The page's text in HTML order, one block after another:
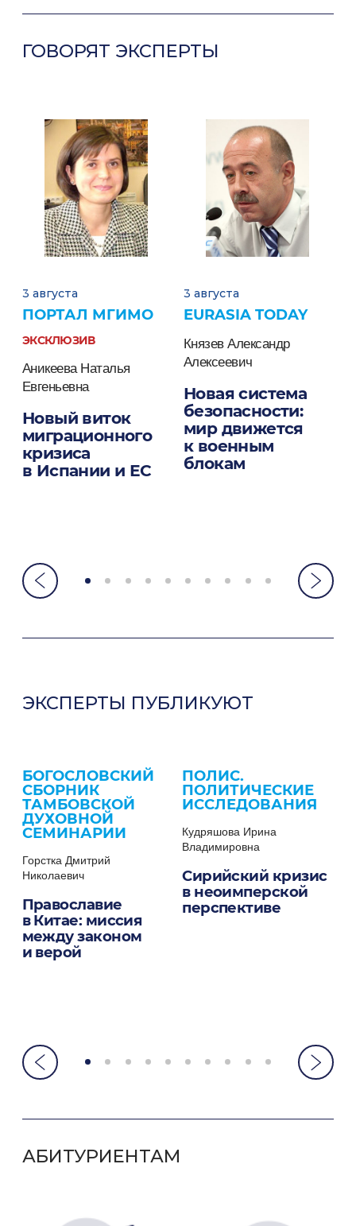
ГОВОРЯТ ЭКСПЕРТЫ
3 августа
ПОРТАЛ МГИМО
ЭКСКЛЮЗИВ
Аникеева Наталья
Евгеньевна
Новый виток
миграционного
кризиса
в Испании и ЕС
3 августа
EURASIA TODAY
Князев Александр
Алексеевич
Новая система
безопасности:
мир движется
к военным
блокам
ЭКСПЕРТЫ ПУБЛИКУЮТ
БОГОСЛОВСКИЙ
СБОРНИК
ТАМБОВСКОЙ
ДУХОВНОЙ
СЕМИНАРИИ
Горстка Дмитрий
Николаевич
Православие
в Китае: миссия
между законом
и верой
ПОЛИС.
ПОЛИТИЧЕСКИЕ
ИССЛЕДОВАНИЯ
Кудряшова Ирина
Владимировна
Сирийский кризис
в неоимперской
перспективе
АБИТУРИЕНТАМ